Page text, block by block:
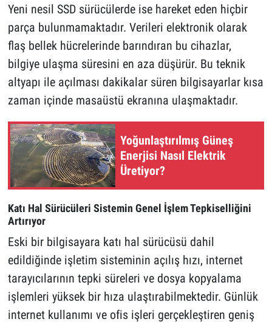
Yeni nesil SSD sürücülerde ise hareket eden hiçbir
parça bulunmamaktadır. Verileri elektronik olarak
flaş bellek hücrelerinde barındıran bu cihazlar,
bilgiye ulaşma süresini en aza düşürür. Bu teknik
altyapı ile açılması dakikalar süren bilgisayarlar kısa
zaman içinde masaüstü ekranına ulaşmaktadır.
Yoğunlaştırılmış Güneş
Enerjisi Nasıl Elektrik
Üretiyor?
Katı Hal Sürücüleri Sistemin Genel İşlem Tepkiselliğini
Artırıyor
Eski bir bilgisayara katı hal sürücüsü dahil
edildiğinde işletim sisteminin açılış hızı, internet
tarayıcılarının tepki süreleri ve dosya kopyalama
işlemleri yüksek bir hıza ulaştırabilmektedir. Günlük
internet kullanımı ve ofis işleri gerçekleştiren geniş